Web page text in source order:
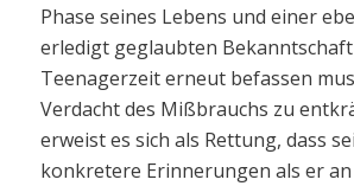
Phase seines Lebens und einer
erledigt geglaubten
Teenagerzeit erneut befassen
Verdacht des Mißbrauchs zu
erweist es sich als Rettung, dass
konkretere Erinnerungen als er